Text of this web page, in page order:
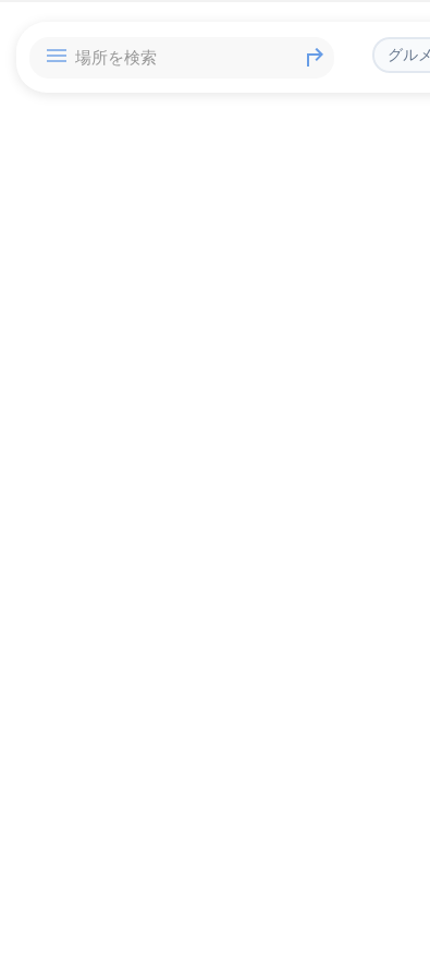
グルメ